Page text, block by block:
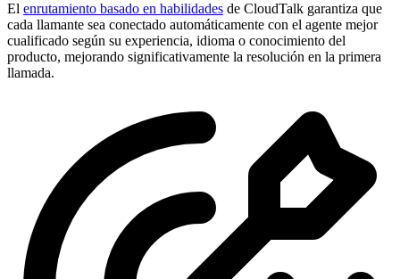
El enrutamiento basado en habilidades de CloudTalk garantiza que
cada llamante sea conectado automáticamente con el agente mejor
cualificado según su experiencia, idioma o conocimiento del
producto, mejorando significativamente la resolución en la primera
llamada.